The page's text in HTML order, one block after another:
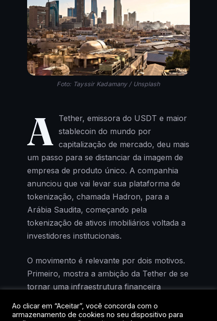
Foto: Tayssir Kadamany / Unsplash
A Tether, emissora do USDT e maior
stablecoin do mundo por
capitalização de mercado, deu mais
um passo para se distanciar da imagem de
empresa de produto único. A companhia
anunciou que vai levar sua plataforma de
tokenização, chamada Hadron, para a
Arábia Saudita, começando pela
tokenização de ativos imobiliários voltada a
investidores institucionais.
O movimento é relevante por dois motivos.
Primeiro, mostra a ambição da Tether de se
tornar uma infraestrutura financeira
dólar digital. Segundo, posiciona a empresa
Ao clicar em “Aceitar”, você concorda com o
armazenamento de cookies no seu dispositivo para